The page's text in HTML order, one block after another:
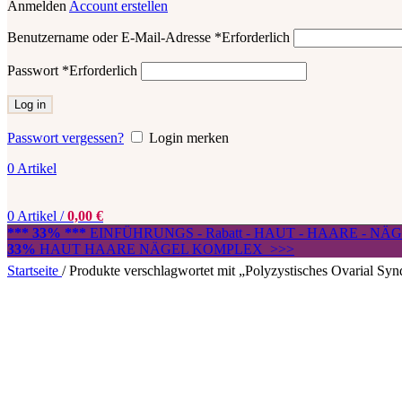
Anmelden Account erstellen
Benutzername oder E-Mail-Adresse *Erforderlich
Passwort *Erforderlich
Log in
Passwort vergessen?
Login merken
0 Artikel
0 Artikel / 0,00 €
*** 33% *** EINFÜHRUNGS - Rabatt - HAUT - HAARE -
33% HAUT HAARE NÄGEL KOMPLEX >>>
Startseite / Produkte verschlagwortet mit „Polyzystisches Ovarial